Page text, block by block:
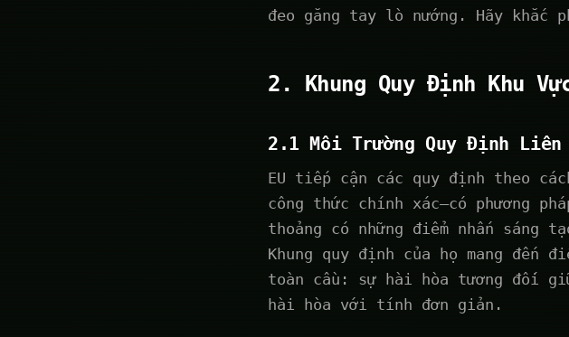
đeo găng tay lò nướng. Hãy khắc
2. Khung Quy Định Khu
2.1 Môi Trường Quy Định Liên
EU tiếp cận các quy định theo
công thức chính xác—có phương
thoảng có những điểm nhấn
Khung quy định của họ mang đến
toàn cầu: sự hài hòa tương đối
hài hòa với tính đơn giản.